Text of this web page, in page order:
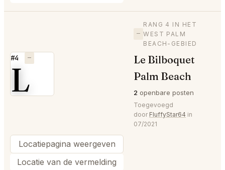
#4 —
L
—
RANG 4 IN HET
WEST PALM
BEACH-GEBIED
Le Bilboquet
Palm Beach
2 openbare posten
Toegevoegd
door FluffyStar64 in
07/2021
Locatiepagina weergeven
Locatie van de vermelding